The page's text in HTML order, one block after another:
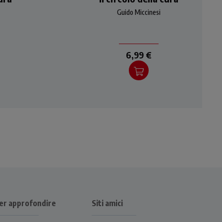
uomo o una donna ad
Guido Miccinesi
6,99 €
approfondire Siti amici